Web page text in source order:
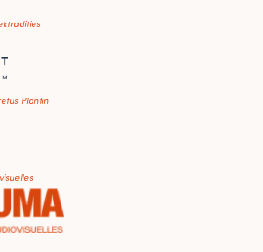
Plantin